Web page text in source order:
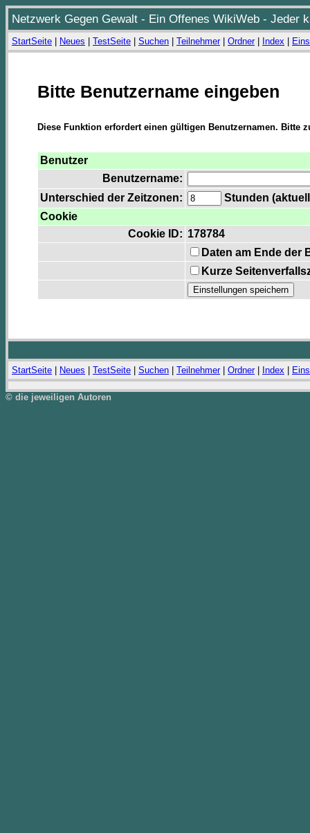
Netzwerk Gegen Gewalt - Ein Offenes WikiWeb - Jeder
StartSeite Neues TestSeite Suchen Teilnehmer| Ordner| Index
Bitte Benutzername eingeben
Diese Funktion erfordert einen gültigen Benutzernamen. Bitte
Benutzer
Benutzername:
Unterschied der Zeitzonen:
Stunden
Cookie
Cookie ID: 178784
Daten am Ende der
Kurze
StartSeite Neues TestSeite Suchen Teilnehmer| Ordner| Index
© die jeweiligen Autoren